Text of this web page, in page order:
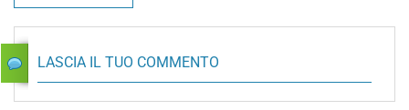
LASCIA IL TUO COMMENTO